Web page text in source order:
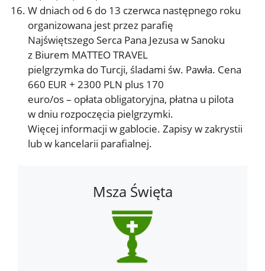
W dniach od 6 do 13 czerwca następnego roku
organizowana jest przez parafię
Najświętszego Serca Pana Jezusa w Sanoku
z Biurem MATTEO TRAVEL
pielgrzymka do Turcji, śladami św. Pawła. Cena
660 EUR + 2300 PLN plus 170
euro/os – opłata obligatoryjna, płatna u pilota
w dniu rozpoczęcia pielgrzymki.
Więcej informacji w gablocie. Zapisy w zakrystii
lub w kancelarii parafialnej.
Msza Święta